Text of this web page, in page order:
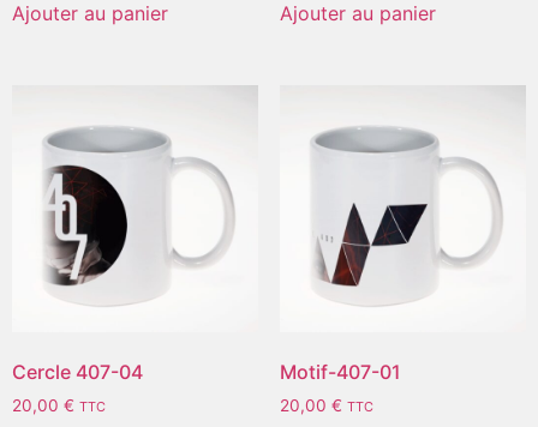
Ajouter au panier Ajouter au panier
Cercle 407-04
20,00 € TTC
Motif-407-01
20,00 € TTC